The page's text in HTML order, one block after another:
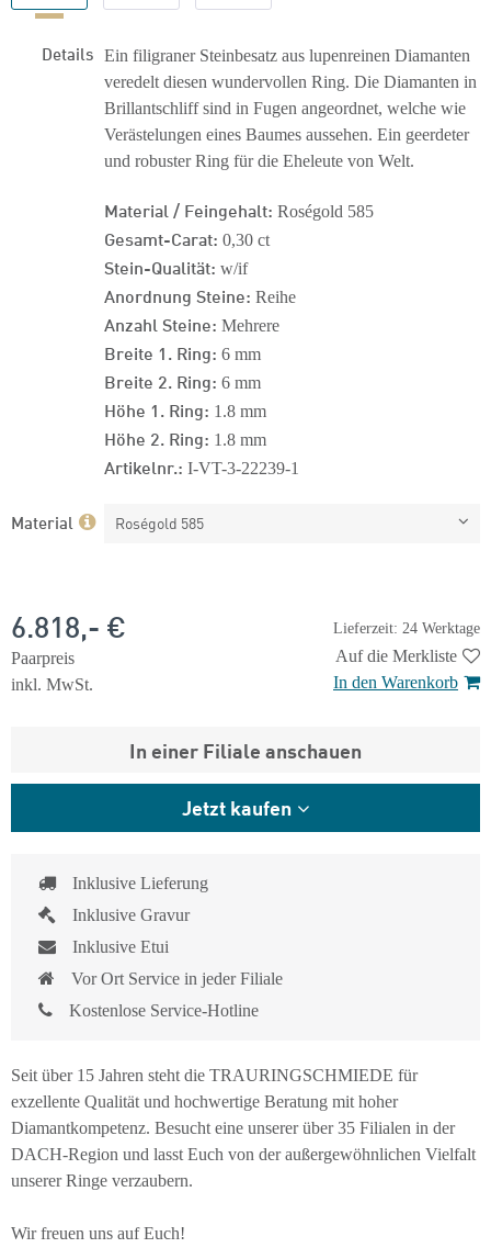
Details Ein filigraner Steinbesatz aus lupenreinen Diamanten
veredelt diesen wundervollen Ring. Die Diamanten in
Brillantschliff sind in Fugen angeordnet, welche wie
Verästelungen eines Baumes aussehen. Ein geerdeter
und robuster Ring für die Eheleute von Welt.
Material / Feingehalt: Roségold 585
Gesamt-Carat: 0,30 ct
Stein-Qualität: w/if
Anordnung Steine: Reihe
Anzahl Steine: Mehrere
Breite 1. Ring: 6 mm
Breite 2. Ring: 6 mm
Höhe 1. Ring: 1.8 mm
Höhe 2. Ring: 1.8 mm
Artikelnr.: I-VT-3-22239-1
Material Roségold 585
Lieferzeit: 24 Werktage
6.818,- €
Paarpreis
inkl. MwSt.
Auf die Merkliste
In den Warenkorb
In einer Filiale anschauen
Jetzt kaufen
Inklusive Lieferung
Inklusive Gravur
Inklusive Etui
Vor Ort Service in jeder Filiale
Kostenlose Service-Hotline
Seit über 15 Jahren steht die TRAURINGSCHMIEDE für
exzellente Qualität und hochwertige Beratung mit hoher
Diamantkompetenz. Besucht eine unserer über 35 Filialen in der
DACH-Region und lasst Euch von der außergewöhnlichen Vielfalt
unserer Ringe verzaubern.
Wir freuen uns auf Euch!